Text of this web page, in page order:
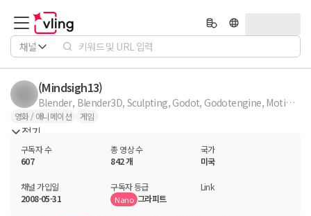
채널
(Mindsigh13)
Blender, Blender3D, Sculpting, Godot, Godotengine, Motion Graphics, loops, vjloops, creaturedesign, creatures, concepts, leveldesign, gamedev, b3d, 3dmodeling, 3dprintables, miniatures, minis, figurines, game_development,
영화 / 애니메이션 게임
접기
구독자 수
607
총 영상 수
842 개
국가
미국
채널 가입일
2008-05-31
구독자 등급
Nano 그라피트
Link